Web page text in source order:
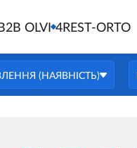
B2B OLVI 4REST-ORTO
(НАЯВНІСТЬ)